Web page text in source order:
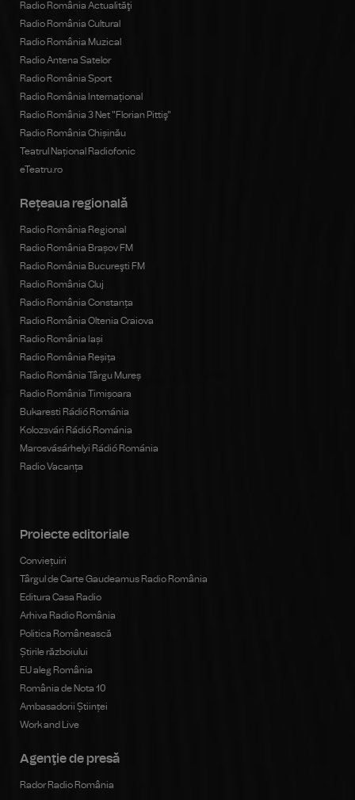
Radio România Actualităţi
Radio România Cultural
Radio România Muzical
Radio Antena Satelor
Radio România Sport
Radio România Internațional
Radio România 3 Net "Florian Pittiş"
Radio România Chișinău
Teatrul Național Radiofonic
eTeatru.ro
Rețeaua regională
Radio România Regional
Radio România Brașov FM
Radio România Bucureşti FM
Radio România Cluj
Radio România Constanța
Radio România Oltenia Craiova
Radio România Iași
Radio România Reșița
Radio România Târgu Mureș
Radio România Timișoara
Bukaresti Rádió Románia
Kolozsvári Rádió Románia
Marosvásárhelyi Rádió Románia
Radio Vacanța
Proiecte editoriale
Conviețuiri
Târgul de Carte Gaudeamus Radio România
Editura Casa Radio
Arhiva Radio România
Politica Românească
Știrile războiului
EU aleg România
România de Nota 10
Ambasadorii Științei
Work and Live
Agenţie de presă
Rador Radio România